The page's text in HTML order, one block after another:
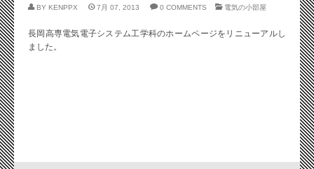
BY KENPPX 7月 07, 2013 0 COMMENTS 電気の小部屋
長岡高専電気電子システム工学科のホームページをリニューアルし
ました。